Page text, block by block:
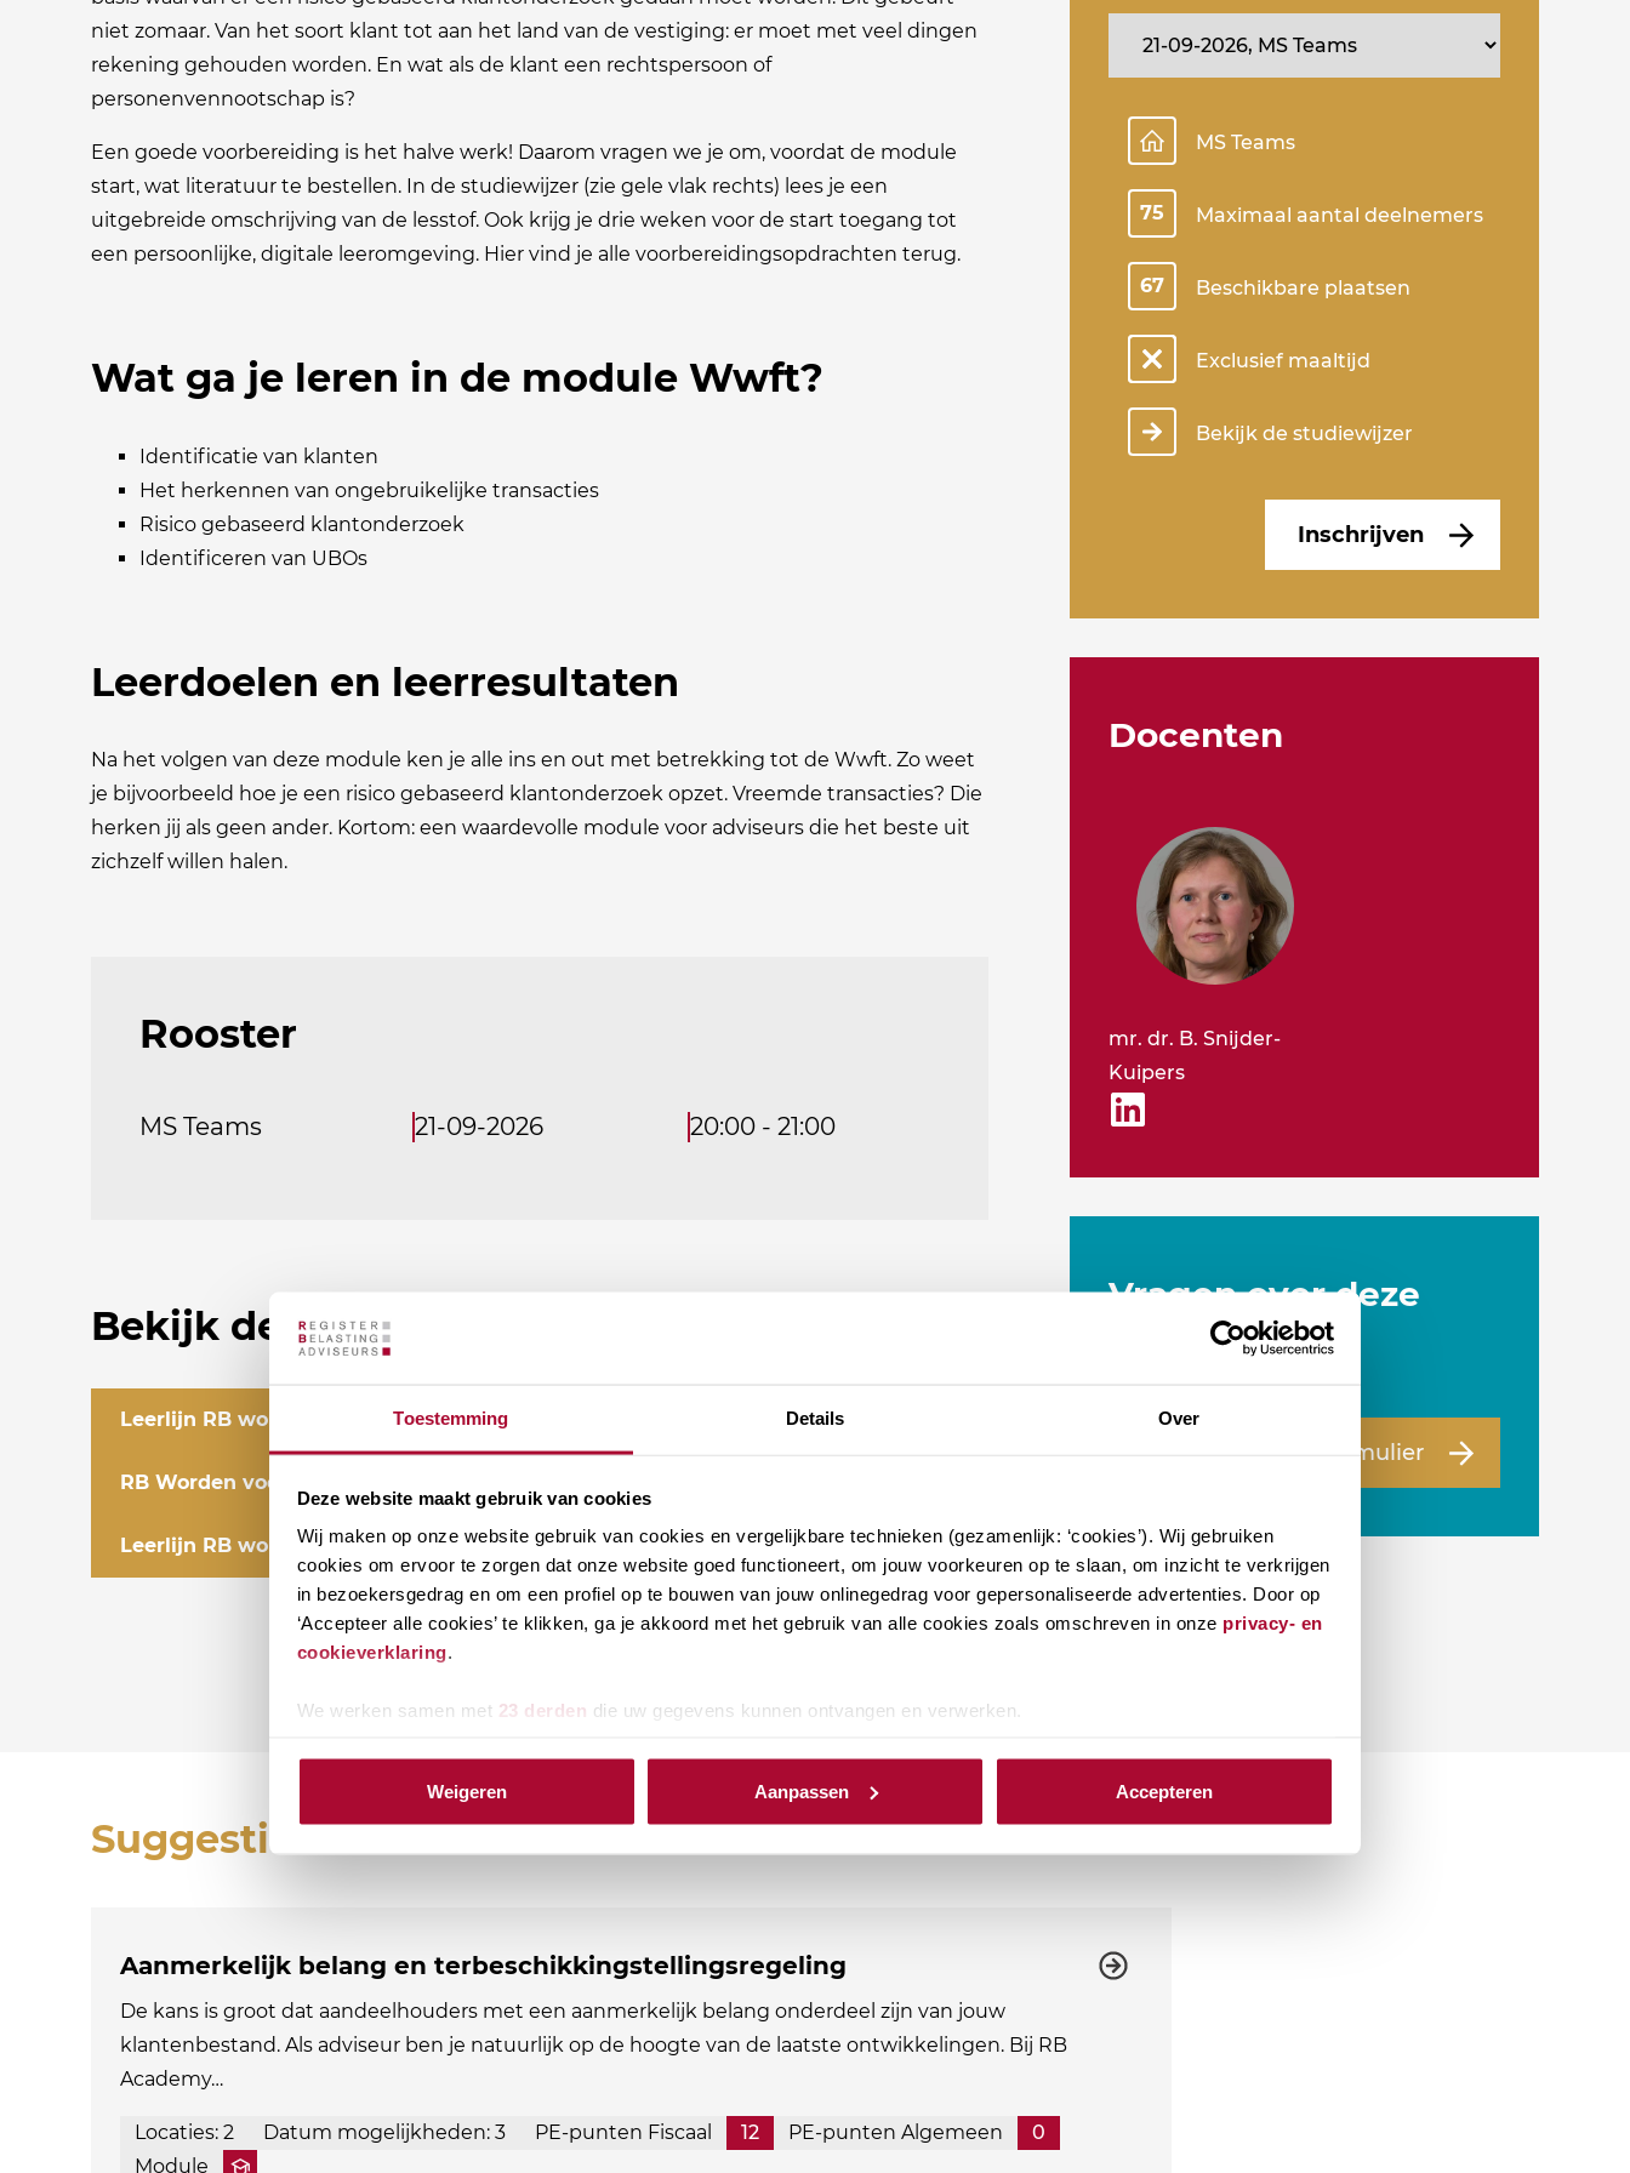
Toestemming Details Over
Deze website maakt gebruik van cookies
Wij maken op onze website gebruik van cookies en vergelijkbare technieken (gezamenlijk: ‘cookies’). Wij gebruiken
cookies om ervoor te zorgen dat onze website goed functioneert, om jouw voorkeuren op te slaan, om inzicht te verkrijgen
in bezoekersgedrag en om een profiel op te bouwen van jouw onlinegedrag voor gepersonaliseerde advertenties. Door op
‘Accepteer alle cookies’ te klikken, ga je akkoord met het gebruik van alle cookies zoals omschreven in onze privacy- en
cookieverklaring.
We werken samen met 23 derden die uw gegevens kunnen ontvangen en verwerken.
Weigeren Aanpassen Accepteren
niet zomaar. Van het soort klant tot aan het land van de vestiging: er moet met veel dingen
rekening gehouden worden. En wat als de klant een rechtspersoon of
personenvennootschap is?
Een goede voorbereiding is het halve werk! Daarom vragen we je om, voordat de module
start, wat literatuur te bestellen. In de studiewijzer (zie gele vlak rechts) lees je een
uitgebreide omschrijving van de lesstof. Ook krijg je drie weken voor de start toegang tot
een persoonlijke, digitale leeromgeving. Hier vind je alle voorbereidingsopdrachten terug.
Wat ga je leren in de module Wwft?
Identificatie van klanten
Het herkennen van ongebruikelijke transacties
Risico gebaseerd klantonderzoek
Identificeren van UBOs
Leerdoelen en leerresultaten
Na het volgen van deze module ken je alle ins en out met betrekking tot de Wwft. Zo weet
je bijvoorbeeld hoe je een risico gebaseerd klantonderzoek opzet. Vreemde transacties? Die
herken jij als geen ander. Kortom: een waardevolle module voor adviseurs die het beste uit
zichzelf willen halen.
Rooster
MS Teams 21-09-2026 20:00 - 21:00
Bekijk de gehele leerlijn of programma's
Leerlijn RB worden voor zij-instromers
RB Worden voor fiscalisten met een afgeronde hbo-opleiding
Leerlijn RB worden voor fiscalisten met een afgeronde wo-opleiding
MS Teams
75 Maximaal aantal deelnemers
67 Beschikbare plaatsen
Exclusief maaltijd
Bekijk de studiewijzer
Inschrijven
Docenten
mr. dr. B. Snijder-
Kuipers
Vragen over deze
cursus?
Naar vragenformulier
Suggesties
Aanmerkelijk belang en terbeschikkingstellingsregeling
De kans is groot dat aandeelhouders met een aanmerkelijk belang onderdeel zijn van jouw
klantenbestand. Als adviseur ben je natuurlijk op de hoogte van de laatste ontwikkelingen. Bij RB
Academy…
Locaties: 2 Datum mogelijkheden: 3 PE-punten Fiscaal 12 PE-punten Algemeen
0
Module